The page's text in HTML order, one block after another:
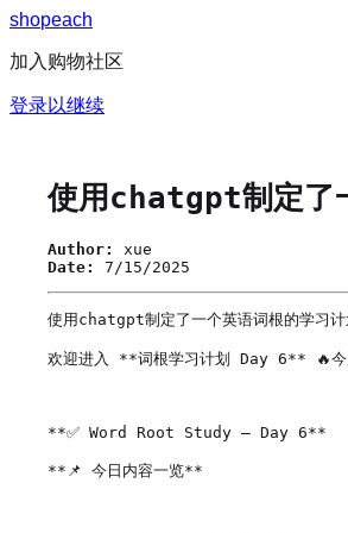
shopeach
加入购物社区
登录以继续
使用chatgpt制定了
Author:
xue
Date:
7/15/2025
使用chatgpt制定了一个英语词根的学习计
欢迎进入 **词根学习计划 Day 6** 🔥今天
**✅ Word Root Study – Day 6**
**📌 今日内容一览**